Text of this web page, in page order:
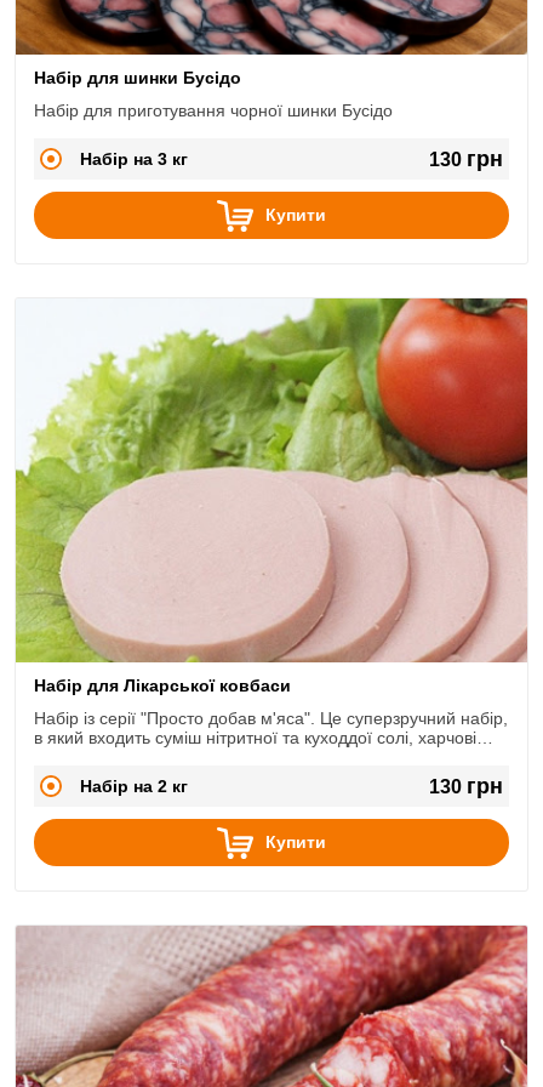
Набір для шинки Бусідо
Набір для приготування чорної шинки Бусідо
Набір на 3 кг 130 грн
Купити
Набір для Лікарської ковбаси
Набір із серії "Просто добав м'яса". Це суперзручний набір,
в який входить суміш нітритної та куходдої солі, харчові
кількість харчового барвника Понсо.
Набір на 2 кг 130 грн
Купити